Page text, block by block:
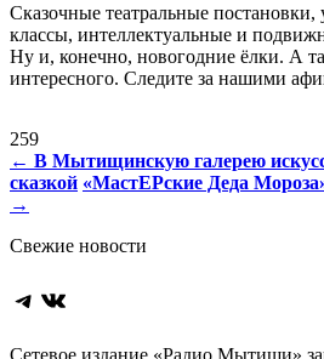
Сказочные театральные постановки,
классы, интеллектуальные и
Ну и, конечно, новогодние ёлки. А
интересного. Следите за нашими
259
Навигация
по
← В Мытищинскую галерею
сказкой «МастЕРские Деда
→
Свежие новости
Telegram
ВКонтакте
Сетевое издание «Радио Мытищи»